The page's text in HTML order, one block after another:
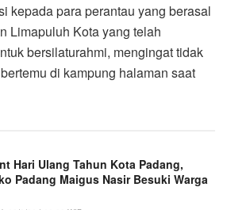
kepada para perantau yang berasal
Limapuluh Kota yang telah
bersilaturahmi, mengingat tidak
di kampung halaman saat
Hari Ulang Tahun Kota Padang,
Padang Maigus Nasir Besuki Warga